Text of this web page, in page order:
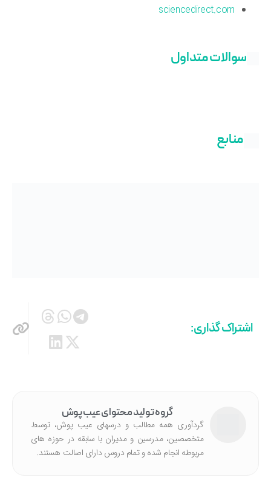
sciencedirect.com
سوالات متداول
منابع
اشتراک گذاری:
گروه تولید محتوای عیب پوش
گردآوری همه مطالب و درسهای عیب پوش، توسط
متخصصین، مدرسین و مدیران با سابقه در حوزه های
مربوطه انجام شده‌ و تمام دروس دارای اصالت هستند.